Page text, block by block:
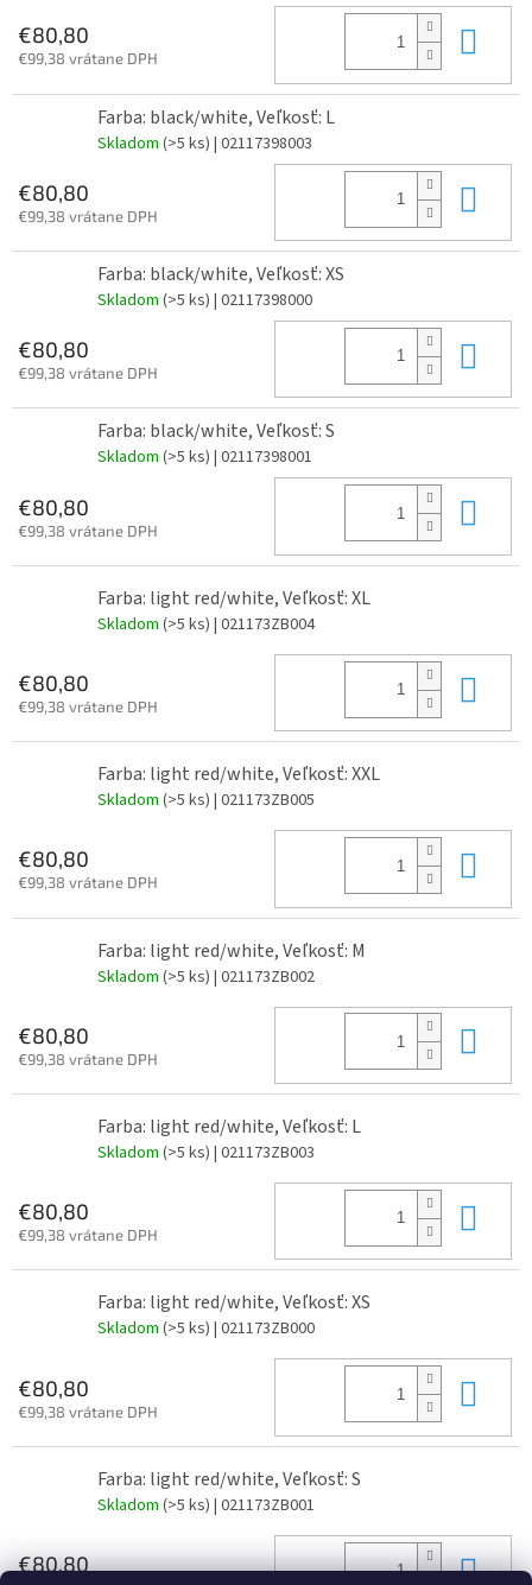
€80,80
€99,38 vrátane DPH
Farba: black/white, Veľkosť: L
Skladom (>5 ks) | 02117398003
€80,80
€99,38 vrátane DPH
Farba: black/white, Veľkosť: XS
Skladom (>5 ks) | 02117398000
€80,80
€99,38 vrátane DPH
Farba: black/white, Veľkosť: S
Skladom (>5 ks) | 02117398001
€80,80
€99,38 vrátane DPH
Farba: light red/white, Veľkosť: XL
Skladom (>5 ks) | 021173ZB004
€80,80
€99,38 vrátane DPH
Farba: light red/white, Veľkosť: XXL
Skladom (>5 ks) | 021173ZB005
€80,80
€99,38 vrátane DPH
Farba: light red/white, Veľkosť: M
Skladom (>5 ks) | 021173ZB002
€80,80
€99,38 vrátane DPH
Farba: light red/white, Veľkosť: L
Skladom (>5 ks) | 021173ZB003
€80,80
€99,38 vrátane DPH
Farba: light red/white, Veľkosť: XS
Skladom (>5 ks) | 021173ZB000
€80,80
€99,38 vrátane DPH
Farba: light red/white, Veľkosť: S
Skladom (>5 ks) | 021173ZB001
€80,80 Do